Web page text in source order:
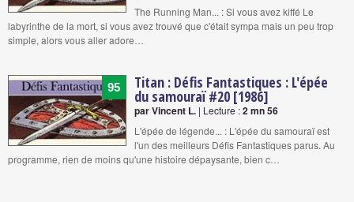
The Running Man... : Si vous avez kiffé Le
labyrinthe de la mort, si vous avez trouvé que c'était sympa mais un peu trop
simple, alors vous aller adore…
95 Titan : Défis Fantastiques : L'épée
du samouraï #20 [1986]
par Vincent L. | Lecture :2 mn 56
L'épée de légende... : L'épée du samouraï est
l'un des meilleurs Défis Fantastiques parus. Au
programme, rien de moins qu'une histoire dépaysante, bien c…